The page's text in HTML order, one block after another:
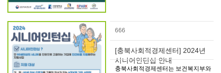
666
[충북사회적경제센터] 2024년
시니어인턴십 안내
충북사회적경제센터는 보건복지부와